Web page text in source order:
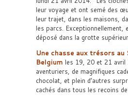
leur voyage et ont semé des
leur trajet, dans les maisons,
les parcs. Exceptionnellement,
déposé dans la grotte
Une chasse aux trésors
Belgium les 19, 20 et 21 avril
aventuriers, de magnifiques
chocolat, et plein d’autres
cachés dans tous les recoins